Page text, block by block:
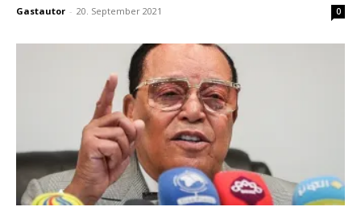
Gastautor - 20. September 2021 0